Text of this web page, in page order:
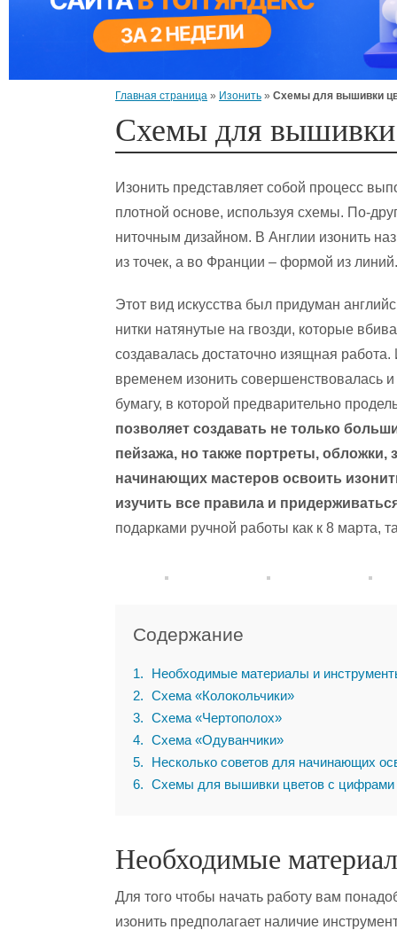
Главная страница » Изонить » Схемы для вышивки
Схемы для вышивки
Изонить представляет собой процесс
плотной основе, используя схемы. По-
ниточным дизайном. В Англии изонить
из точек, а во Франции – формой из линий.
Этот вид искусства был придуман
нитки натянутые на гвозди, которые
создавалась достаточно изящная
временем изонить совершенствовалась
бумагу, в которой предварительно
позволяет создавать не только
пейзажа, но также портреты, обложки,
начинающих мастеров освоить
изучить все правила и
подарками ручной работы как к 8 марта,
Содержание
1
Необходимые материалы и
2
Схема «Колокольчики»
3
Схема «Чертополох»
4
Схема «Одуванчики»
5
Несколько советов для начинающих
6
Схемы для вышивки цветов с цифрами
Необходимые
Для того чтобы начать работу вам
изонить предполагает наличие